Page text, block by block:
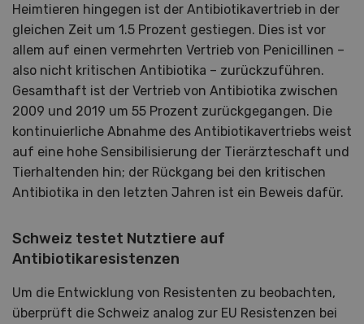
Heimtieren hingegen ist der Antibiotikavertrieb in der
gleichen Zeit um 1.5 Prozent gestiegen. Dies ist vor
allem auf einen vermehrten Vertrieb von Penicillinen –
also nicht kritischen Antibiotika – zurückzuführen.
Gesamthaft ist der Vertrieb von Antibiotika zwischen
2009 und 2019 um 55 Prozent zurückgegangen. Die
kontinuierliche Abnahme des Antibiotikavertriebs weist
auf eine hohe Sensibilisierung der Tierärzteschaft und
Tierhaltenden hin; der Rückgang bei den kritischen
Antibiotika in den letzten Jahren ist ein Beweis dafür.
Schweiz testet Nutztiere auf
Antibiotikaresistenzen
Um die Entwicklung von Resistenten zu beobachten,
überprüft die Schweiz analog zur EU Resistenzen bei